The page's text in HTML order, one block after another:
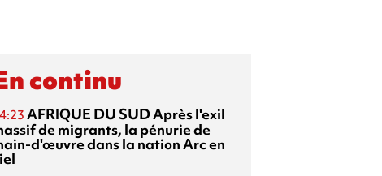
continu
AFRIQUE DU SUDAprès l'exil
de migrants, la pénurie de
d'œuvre dans la nation Arc en